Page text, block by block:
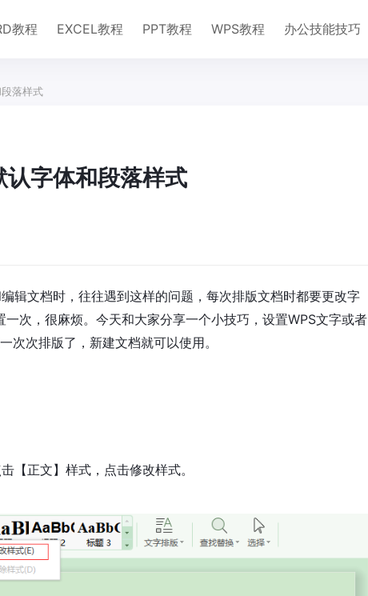
教程 EXCEL教程 PPT教程 WPS教程 办公技能技巧
落样式
字体和段落样式
辑文档时，往往遇到这样的问题，每次排版文档时都要更改字
次，很麻烦。今天和大家分享一个小技巧，设置WPS文字或者
次次排版了，新建文档就可以使用。
【正文】样式，点击修改样式。